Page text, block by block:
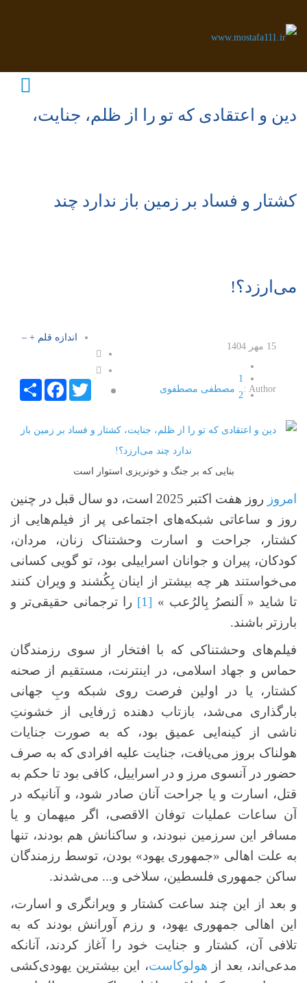
دین و اعتقادی که تو را از ظلم، جنایت،
کشتار و فساد بر زمین باز ندارد چند
می‌ارزد؟!
اندازه قلم +
–
ShareTwitter
15 مهر 1404
1
2
4
Author : مصطفی مصطفوی
بنایی که بر جنگ و خونریزی استوار است
امروز
روز هفت اکتبر 2025 است، دو سال قبل در چنین
روز و ساعاتی شبکه‌های اجتماعی پر از فیلم‌هایی از
کشتار، جراحت و اسارت وحشتناک زنان، مردان،
کودکان، پیران و جوانان اسراییلی بود، تو گویی کسانی
می‌خواستند هر چه بیشتر از اینان بِکُشند و ویران کنند
تا شاید « اَلنصرُ بِالرُعب » [1]
را ترجمانی حقیقی‌تر و
بارزتر باشند.
فیلم‌های وحشتناکی که با افتخار از سوی رزمندگان
حماس و جهاد اسلامی، در اینترنت، مستقیم از صحنه
کشتار، یا در اولین فرصت روی شبکه وبِ جهانی
بارگذاری می‌شد، بازتاب دهنده ژرفایی از خشونتِ
ناشی از کینه‌ایی عمیق بود، که به صورت جنایات
هولناک بروز می‌یافت، جنایت علیه افرادی که به صرف
حضور در آنسوی مرز و در اسراییل، کافی بود تا حکم به
قتل، اسارت و یا جراحت آنان صادر شود، و آنانیکه در
آن ساعات عملیات توفان الاقصی، اگر میهمان و یا
مسافر این سرزمین نبودند، و ساکنانش هم بودند، تنها
به علت اهالی «جمهوری یهود» بودن، توسط رزمندگان
ساکن جمهوری فلسطین، سلاخی و... می‌شدند.
و بعد از این چند ساعت کشتار و ویرانگری و اسارت،
این اهالی جمهوری یهود، و رزم آورانش بودند که به
تلافی آن، کشتار و جنایت خود را آغاز کردند، آنانکه
مدعی‌اند، بعد از هولوکاست، این بیشترین یهودی‌کشی